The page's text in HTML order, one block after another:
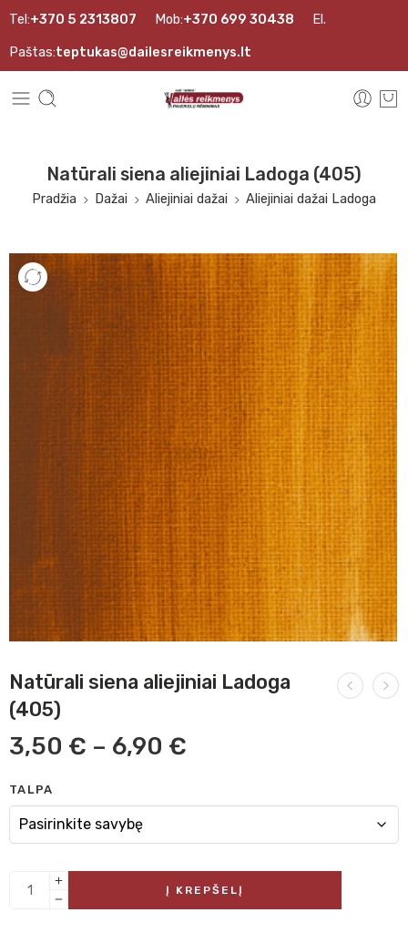
Tel:+370 5 2313807 Mob:+370 699 30438 El.
Paštas:teptukas@dailesreikmenys.lt
Natūrali siena aliejiniai Ladoga (405)
Pradžia Dažai Aliejiniai dažai Aliejiniai dažai Ladoga
Natūrali siena aliejiniai Ladoga
(405)
3,50 € – 6,90 €
TALPA
Į KREPŠELĮ